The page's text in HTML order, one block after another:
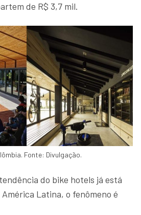
de R$ 3,7 mil.
Fonte: Divulgação.
do bike hotels já está
Latina, o fenômeno é